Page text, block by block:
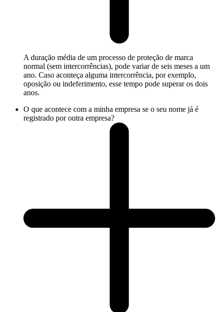
A duração média de um processo de proteção de marca
normal (sem intercorrências), pode variar de seis meses a um
ano. Caso aconteça alguma intercorrência, por exemplo,
oposição ou indeferimento, esse tempo pode superar os dois
anos.
O que acontece com a minha empresa se o seu nome já é
registrado por outra empresa?